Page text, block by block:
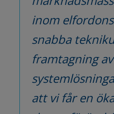
Läs rapporten pdf, 7.1
Danilovic
I samarbete med: Tomas
Liu, Jeanette Andersson,
Wang Junhua, Liu Shuo,
inom
snabba
framtagning
att vi får en